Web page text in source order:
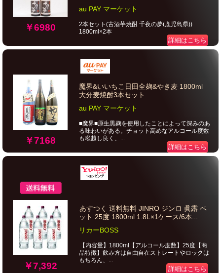
￥6980
au PAY マーケット
2本セット(古酒芋焼酎 千夜の夢(鹿児島県))
1800ml×2本
詳細はこちら
￥7168
魔界&いいちこ日田全麹&やき麦 1800ml
大分麦焼酎3本セット...
au PAY マーケット
■魔界■原生黒麹を使用したことによって深みのあ
る味わいがある。チョット高めなアルコール度数
も喉越し良く、...
詳細はこちら
￥7,392
あすつく 送料無料 JINRO ジンロ 眞露 ペ
ット 25度 1800ml 1.8L×1ケース/6本...
リカーBOSS
【内容量】1800ml【アルコール度数】25度【商
品特徴】飲み方は自由自在ストレートやロックは
もちろん、...
詳細はこちら